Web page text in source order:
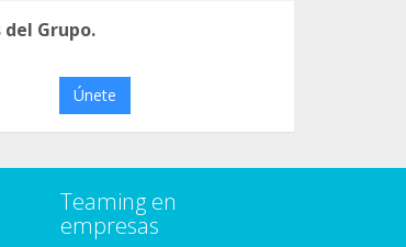
Grupo.
Únete
Teaming en
empresas